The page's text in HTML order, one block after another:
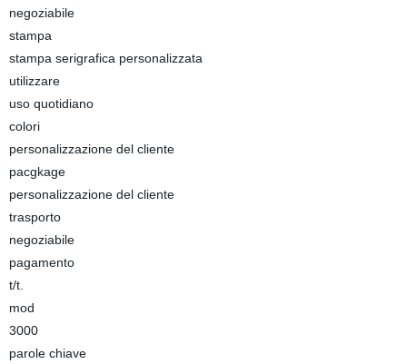
negoziabile
stampa
stampa serigrafica personalizzata
utilizzare
uso quotidiano
colori
personalizzazione del cliente
pacgkage
personalizzazione del cliente
trasporto
negoziabile
pagamento
t/t.
mod
3000
parole chiave